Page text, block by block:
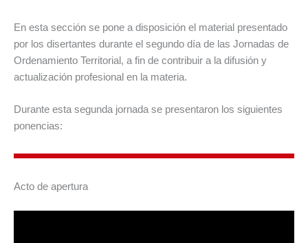
En esta sección se pone a disposición el material presentado
por los disertantes durante el segundo día de las Jornadas de
Ordenamiento Territorial, a fin de contribuir a la difusión y
actualización profesional en la materia.
Durante esta segunda jornada se presentaron los siguientes
ponencias:
Acto de apertura